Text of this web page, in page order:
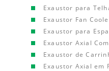
Exaustor para
Exaustor Fan
Exaustor para
Exaustor Axial
Exaustor de
Exaustor Axial em